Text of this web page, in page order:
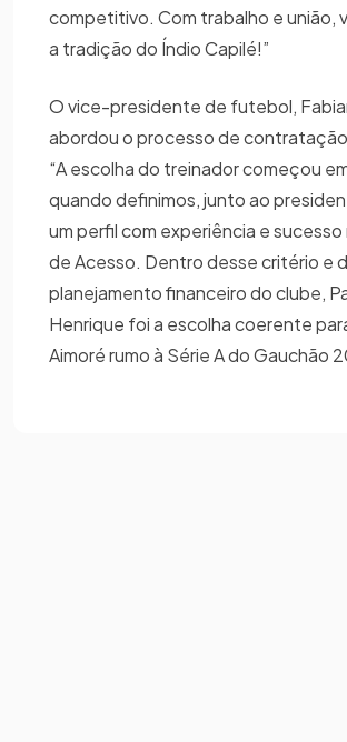
competitivo. Com trabalho e união,
a tradição do Índio Capilé!”
O vice-presidente de futebol,
abordou o processo de
“A escolha do treinador começou
quando definimos, junto ao
um perfil com experiência e sucesso
de Acesso. Dentro desse critério e
planejamento financeiro do clube,
Henrique foi a escolha coerente
Aimoré rumo à Série A do Gauchão